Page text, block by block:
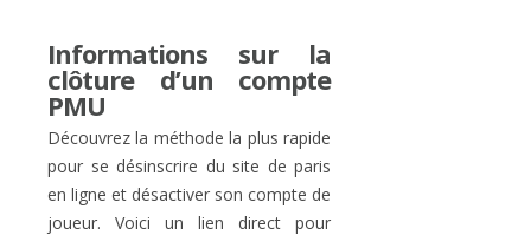
Informations sur la
clôture d’un compte
PMU
Découvrez la méthode la plus rapide
pour se désinscrire du site de paris
en ligne et désactiver son compte de
joueur. Voici un lien direct pour